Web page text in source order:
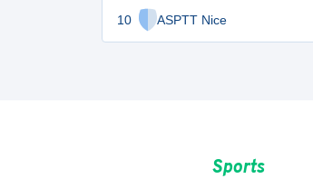
10 ASPTT Nice
Sports